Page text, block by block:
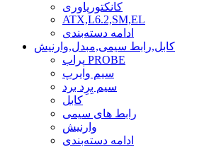
کانکتورپاوری
ATX,L6.2,SM,EL
ادامه دسته‌بندی
کابل,رابط سیمی,مبدل,وارنیش
پراب PROBE
سیم وایرپ
سیم بِرِد برد
کابل
رابط های سیمی
وارنیش
ادامه دسته‌بندی